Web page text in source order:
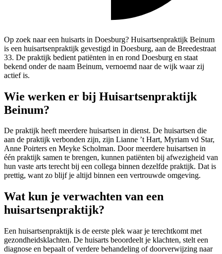
Op zoek naar een huisarts in Doesburg? Huisartsenpraktijk Beinum
is een huisartsenpraktijk gevestigd in Doesburg, aan de Breedestraat
33. De praktijk bedient patiënten in en rond Doesburg en staat
bekend onder de naam Beinum, vernoemd naar de wijk waar zij
actief is.
Wie werken er bij Huisartsenpraktijk
Beinum?
De praktijk heeft meerdere huisartsen in dienst. De huisartsen die
aan de praktijk verbonden zijn, zijn Lianne ’t Hart, Myriam vd Star,
Anne Poirters en Meyke Scholman. Door meerdere huisartsen in
één praktijk samen te brengen, kunnen patiënten bij afwezigheid van
hun vaste arts terecht bij een collega binnen dezelfde praktijk. Dat is
prettig, want zo blijf je altijd binnen een vertrouwde omgeving.
Wat kun je verwachten van een
huisartsenpraktijk?
Een huisartsenpraktijk is de eerste plek waar je terechtkomt met
gezondheidsklachten. De huisarts beoordeelt je klachten, stelt een
diagnose en bepaalt of verdere behandeling of doorverwijzing naar